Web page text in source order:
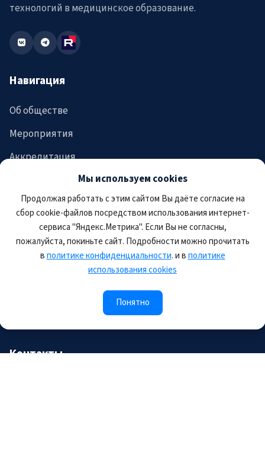
Мы используем cookies
Продолжая работать с этим сайтом Вы даёте согласие на
сбор cookie-файлов посредством использования интернет-
сервиса "Яндекс.Метрика". Если Вы не согласны,
пожалуйста, покиньте сайт. Подробности можно прочитать
вполитике конфиденциальности. и вполитике
использования cookies
Понятно
технологий в медицинское образование.
Навигация
Об обществе
Мероприятия
Аккредитация
Журнал
Присоединиться
Оплатить членский взнос
Контакты